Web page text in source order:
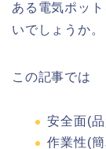
ある電気ポッ
いでしょうか。
この記事では
安全面(
作業性(